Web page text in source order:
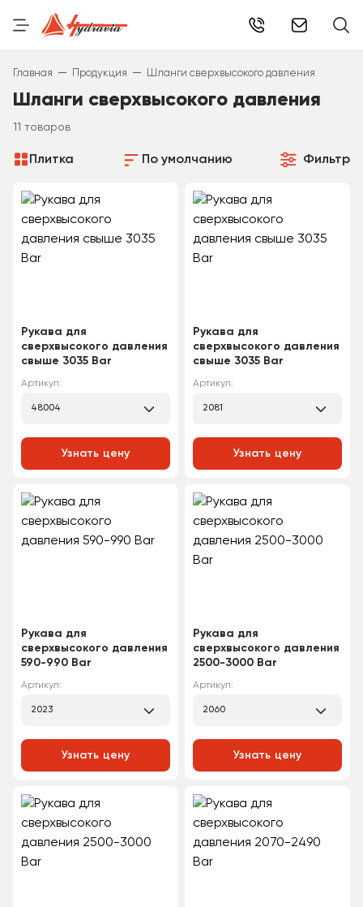
Главная — Продукция — Шланги сверхвысокого давления
Шланги сверхвысокого давления
11 товаров
Плитка По умолчанию Фильтр
Рукава для
сверхвысокого давления
свыше 3035 Bar
Артикул:
48004
Узнать цену
Рукава для
сверхвысокого давления
свыше 3035 Bar
Артикул:
2081
Узнать цену
Рукава для
сверхвысокого давления
590-990 Bar
Артикул:
2023
Узнать цену
Рукава для
сверхвысокого давления
2500-3000 Bar
Артикул:
2060
Узнать цену